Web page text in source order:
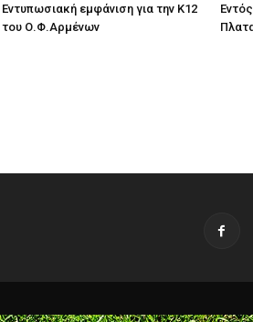
Εντυπωσιακή εμφάνιση για την Κ12
του Ο.Φ.Αρμένων